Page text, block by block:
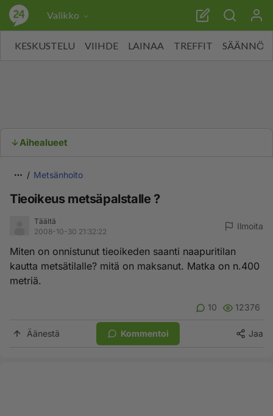
Valikko
KESKUSTELU VIIHDE LAINAA TREFFIT SÄÄNNÖT
Aihealueet
Metsänhoito
Tieoikeus metsäpalstalle ?
Täältä
2008-10-30 21:32:22
Ilmoita
Miten on onnistunut tieoikeden saanti naapuritilan
kautta metsätilalle? mitä on maksanut. Matka on n.400
metriä.
10 12376
Äänestä Kommentoi Jaa